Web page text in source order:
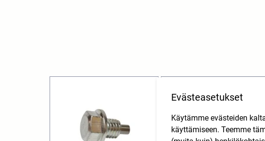
Evästeasetukset
Käytämme evästeiden
käyttämiseen. Teemme